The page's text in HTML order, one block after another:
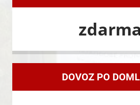
zdarma
DOVOZ PO